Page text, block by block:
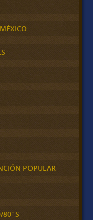
POPULAR
80´S